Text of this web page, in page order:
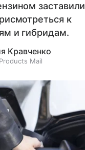
заставили
к
и гибридам.
Кравченко
Mail